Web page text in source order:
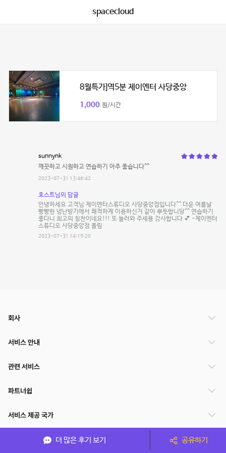
spacecloud
8월특가]역5분 제이엔터 사당중앙
1,000 원/시간
sunnynk
깨끗하고 시원하고 연습하기 아주 좋습니다^^
2023-07-31 13:46:42
호스트님의 답글
안녕하세요 고객님 제이엔터스튜디오 사당중앙점입니다^^ 더운 여름날
빵빵한 냉난방기에서 쾌적하게 이용하신거 같아 뿌듯합니당^^ 연습하기
좋다니 최고의 칭찬이네요!!! 또 놀러와 주세용 감사합니다 💕 -제이엔터
스튜디오 사당중앙점 올림
2023-07-31 14:15:20
더 많은 후기 보기 공유하기
회사
서비스 안내
관련 서비스
파트너쉽
서비스 제공 국가